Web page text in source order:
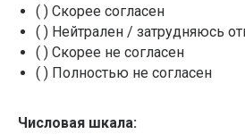
( ) Скорее согласен
( ) Нейтрален / затрудняюсь
( ) Скорее не согласен
( ) Полностью не согласен
Числовая шкала: